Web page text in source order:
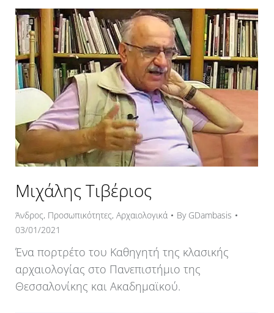
Μιχάλης Τιβέριος
Άνδρος, Προσωπικότητες, Αρχαιολογικά By GDambasis
03/01/2021
Ένα πορτρέτο του Καθηγητή της κλασικής
αρχαιολογίας στο Πανεπιστήμιο της
Θεσσαλονίκης και Ακαδημαϊκού.